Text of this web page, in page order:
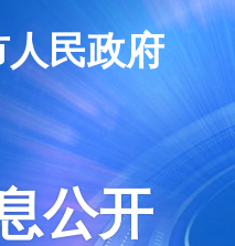
民政府
公开